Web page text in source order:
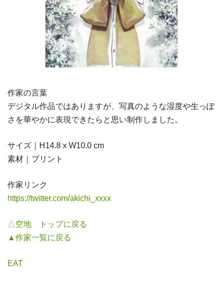
作家の言葉
デジタル作品ではありますが、写真のような湿度や生っぽ
さを華やかに表現できたらと思い制作しました。
サイズ｜H14.8 x W10.0 cm
素材｜プリント
作家リンク
https://twitter.com/akichi_xxxx
△空地 トップに戻る
▲作家一覧に戻る
EAT